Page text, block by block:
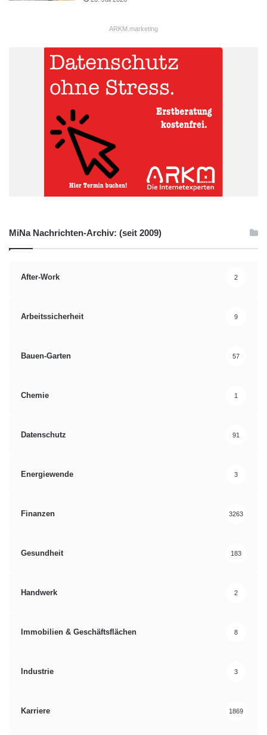
ARKM.marketing
MiNa Nachrichten-Archiv: (seit 2009)
After-Work 2
Arbeitssicherheit 9
Bauen-Garten 57
Chemie 1
Datenschutz 91
Energiewende 3
Finanzen 3263
Gesundheit 183
Handwerk 2
Immobilien & Geschäftsflächen 8
Industrie 3
Karriere 1869